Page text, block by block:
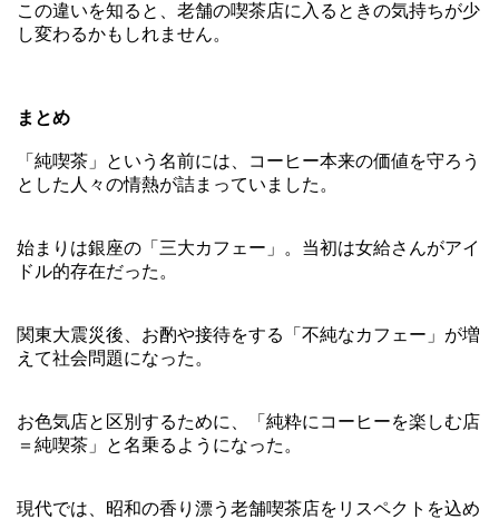
この違いを知ると、老舗の喫茶店に入るときの気持ちが少
し変わるかもしれません。
まとめ
「純喫茶」という名前には、コーヒー本来の価値を守ろう
とした人々の情熱が詰まっていました。
始まりは銀座の「三大カフェー」。当初は女給さんがアイ
ドル的存在だった。
関東大震災後、お酌や接待をする「不純なカフェー」が増
えて社会問題になった。
お色気店と区別するために、「純粋にコーヒーを楽しむ店
＝純喫茶」と名乗るようになった。
現代では、昭和の香り漂う老舗喫茶店をリスペクトを込め